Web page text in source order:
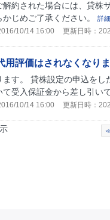
解約された場合には、貸
じめご了承ください。
詳
10/14 16:00 更新日時：
用評価はされなくなり
す。 貸株設定の申込を
て受入保証金から差し引い
10/14 16:00 更新日時：